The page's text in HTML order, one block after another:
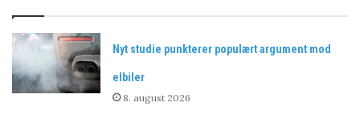
Nyt studie punkterer populært argument mod
elbiler
8. august 2026